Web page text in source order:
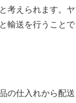
考えられます。
輸送を行うこと
仕入れから配